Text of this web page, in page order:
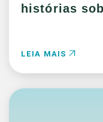
histórias
LEIA MAIS